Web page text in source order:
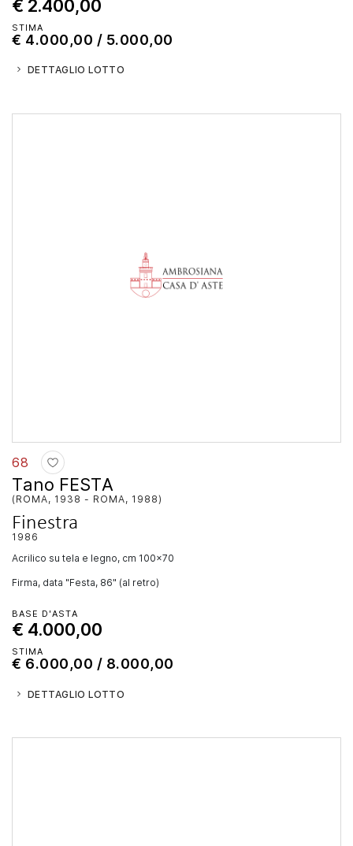
STIMA
€ 4.000,00 / 5.000,00
DETTAGLIO LOTTO
68
Tano FESTA
(ROMA, 1938 - ROMA, 1988)
Finestra
1986
acrilico su tela e legno, cm 100x70
Firma, data "Festa, 86" (al retro)
BASE D'ASTA
€ 4.000,00
STIMA
€ 6.000,00 / 8.000,00
DETTAGLIO LOTTO